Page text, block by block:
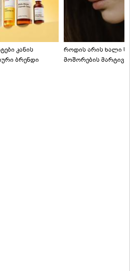
კანის
ბრენდი
როდის არის ხალი
მოშორების